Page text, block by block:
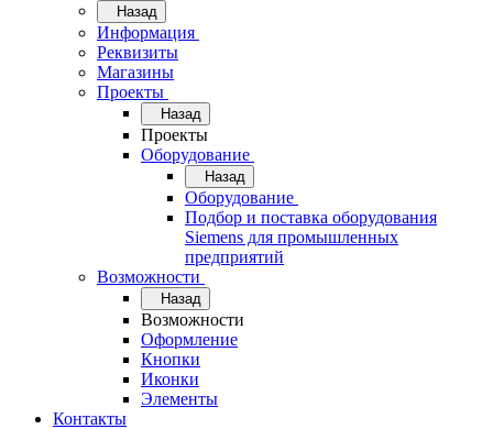
Назад
Информация
Реквизиты
Магазины
Проекты
Назад
Проекты
Оборудование
Назад
Оборудование
Подбор и поставка оборудования
Siemens для промышленных
предприятий
Возможности
Назад
Возможности
Оформление
Кнопки
Иконки
Элементы
Контакты